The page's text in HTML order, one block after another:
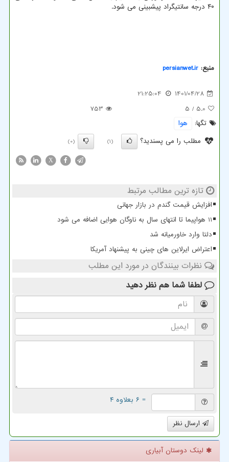
۴۰ درجه سانتیگراد پیشبینی می شود.
منبع: persianwet.ir
1401/04/28
21:25:04
5.0
/ 5
753
تگها:
هوا
مطلب را می پسندید؟
(1)
(0)
X
تازه ترین مطالب مرتبط
افزایش قیمت گندم در بازار جهانی
11 هواپیما تا انتهای سال به ناوگان هوایی اضافه می شود
دلتا وارد خاورمیانه شد
اعتراض ایرلاین های چینی به پیشنهاد آمریکا
نظرات بینندگان در مورد این مطلب
لطفا شما هم نظر دهید
= ۶ بعلاوه ۴
ارسال نظر
لینک دوستان آبیاری